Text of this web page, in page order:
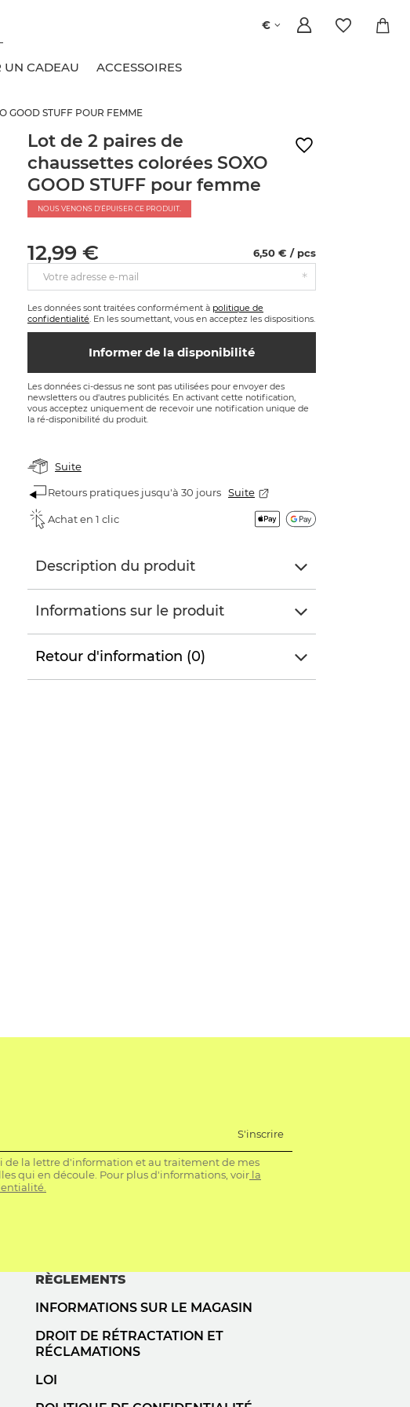
€
UN CADEAU ACCESSOIRES
GOOD STUFF POUR FEMME
Lot de 2 paires de
chaussettes colorées SOXO
GOOD STUFF pour femme
NOUS VENONS D'ÉPUISER CE PRODUIT.
12,99 € 6,50 € / pcs
Votre adresse e-mail
Les données sont traitées conformément à politique de
confidentialité. En les soumettant, vous en acceptez les dispositions.
Informer de la disponibilité
Les données ci-dessus ne sont pas utilisées pour envoyer des
newsletters ou d'autres publicités. En activant cette notification,
vous acceptez uniquement de recevoir une notification unique de
la ré-disponibilité du produit.
Suite
Retours pratiques jusqu'à 30 jours Suite
Achat en 1 clic
Description du produit
Informations sur le produit
Retour d'information (0)
S'inscrire
de la lettre d'information et au traitement de mes
qui en découle. Pour plus d'informations, voir la
RÈGLEMENTS
INFORMATIONS SUR LE MAGASIN
DROIT DE RÉTRACTATION ET
RÉCLAMATIONS
LOI